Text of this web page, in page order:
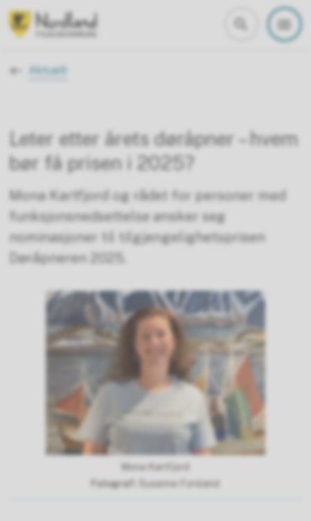
Du er her:
Aktuelt
Leter etter årets døråpner – hvem
bør få prisen i 2025?
Mona Kartfjord og rådet for personer med
funksjonsnedsettelse ønsker seg
nominasjoner til tilgjengelighetsprisen
Døråpneren 2025.
Mona Kartfjord
Susanne Forsland